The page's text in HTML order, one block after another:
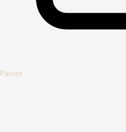
Panier